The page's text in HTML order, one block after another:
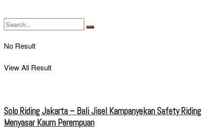
No Result
View All Result
Solo Riding Jakarta – Bali Jisel Kampanyekan Safety Riding
Menyasar Kaum Perempuan